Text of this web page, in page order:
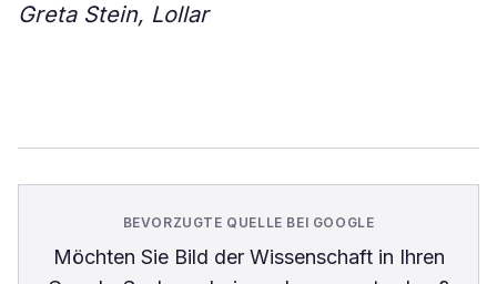
Greta Stein, Lollar
BEVORZUGTE QUELLE BEI GOOGLE
Möchten Sie Bild der Wissenschaftin Ihren